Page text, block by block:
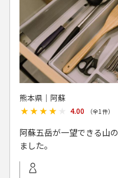
熊本県│阿蘇
★★★★★
★★★★★ 4.00 （全1 件）
阿蘇五岳が一望できる山
ました。